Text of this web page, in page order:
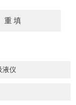
液仪